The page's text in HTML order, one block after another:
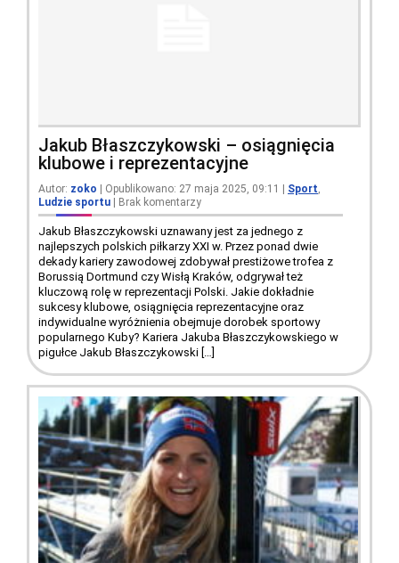
Jakub Błaszczykowski – osiągnięcia
klubowe i reprezentacyjne
Autor: zoko | Opublikowano: 27 maja 2025, 09:11 | Sport
Ludzie sportu | Brak komentarzy
Jakub Błaszczykowski uznawany jest za jednego z
najlepszych polskich piłkarzy XXI w. Przez ponad dwie
dekady kariery zawodowej zdobywał prestiżowe trofea z
Borussią Dortmund czy Wisłą Kraków, odgrywał też
kluczową rolę w reprezentacji Polski. Jakie dokładnie
sukcesy klubowe, osiągnięcia reprezentacyjne oraz
indywidualne wyróżnienia obejmuje dorobek sportowy
popularnego Kuby? Kariera Jakuba Błaszczykowskiego w
pigułce Jakub Błaszczykowski […]